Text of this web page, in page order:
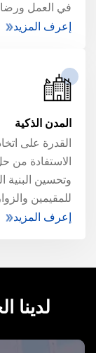
في العمل ورضا
إعرف المزيد
المدن الذكية
القدرة على
الاستفادة من
وتحسين البنية
للمقيمين
إعرف المزيد
لدينا